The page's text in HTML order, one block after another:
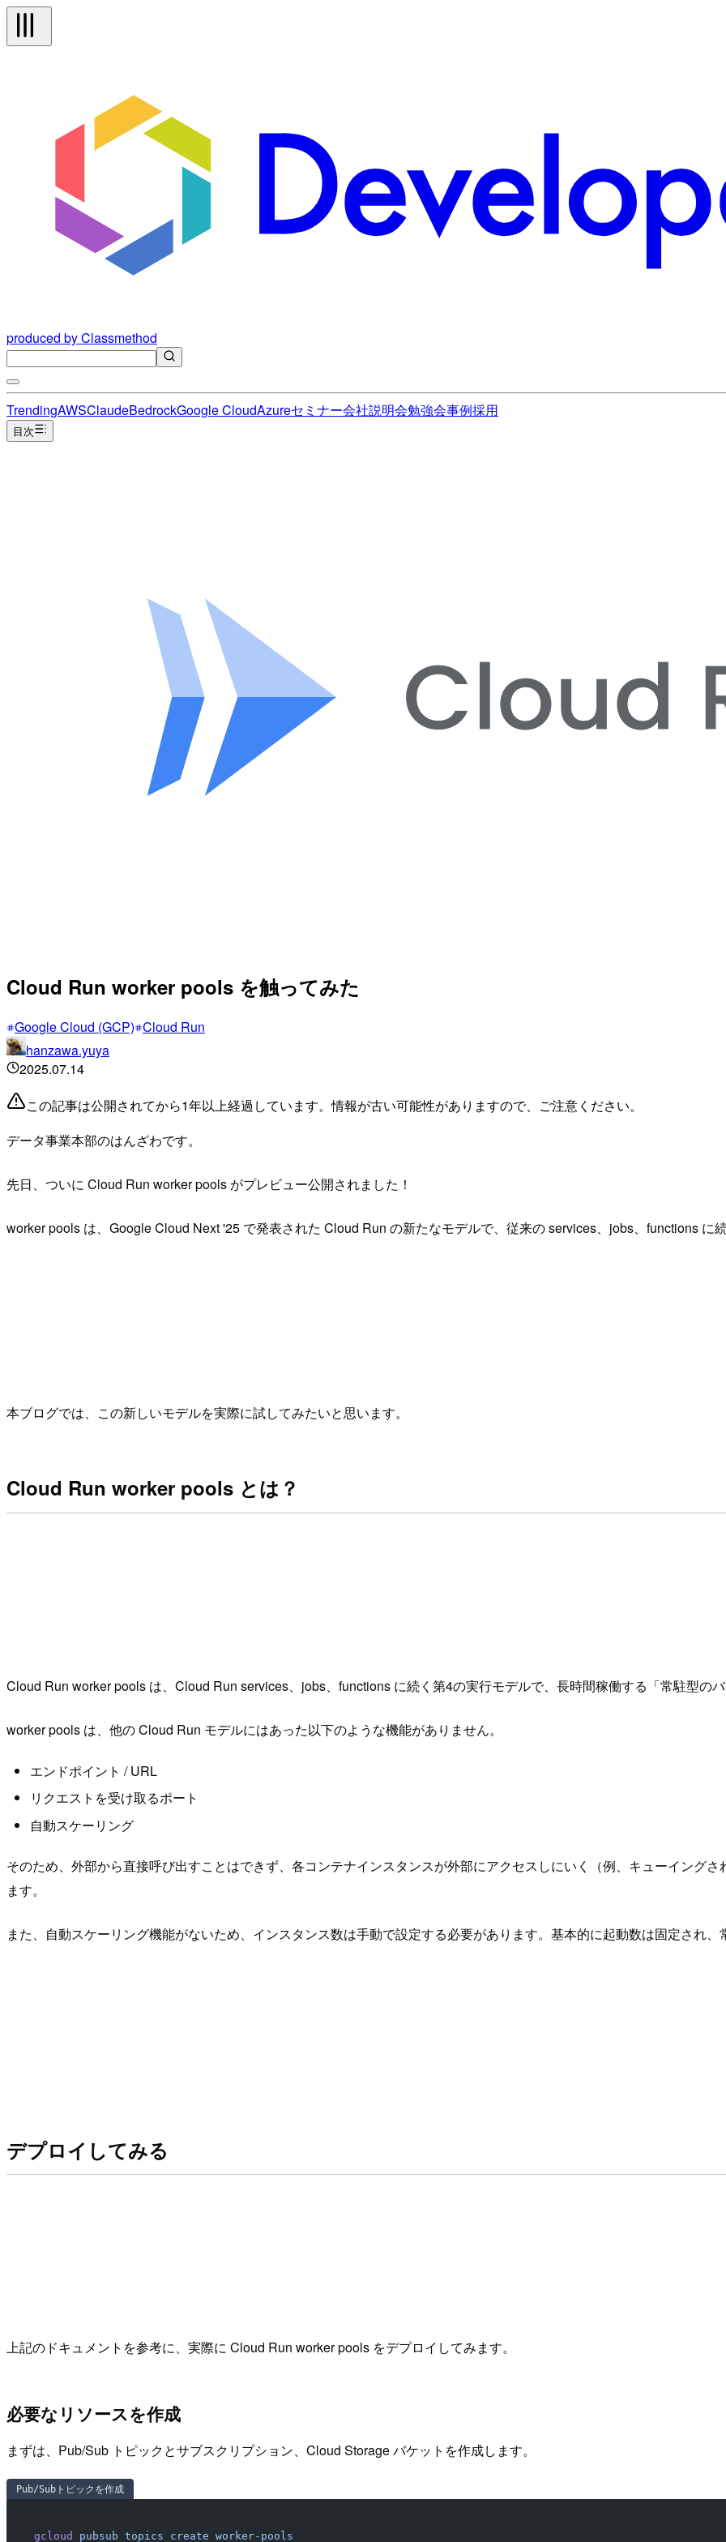
produced by Classmethod
TrendingAWSClaudeBedrockGoogle CloudAzureセミナー会社説明会勉強会事例採用
目次
Cloud Run worker pools を触ってみた
Google Cloud (GCP) Cloud Run
hanzawa.yuya
2025.07.14
この記事は公開されてから1年以上経過しています。情報が古い可能性がありますので、ご注意ください。
データ事業本部のはんざわです。
先日、ついに Cloud Run worker pools がプレビュー公開されました！
worker pools は、Google Cloud Next '25 で発表された Cloud Run の新たなモデルで、従来の services、jobs、functions に
本ブログでは、この新しいモデルを実際に試してみたいと思います。
Cloud Run worker pools とは？
Cloud Run worker pools は、Cloud Run services、jobs、functions に続く第4の実行モデルで、長時間稼働する「常駐型の
worker pools は、他の Cloud Run モデルにはあった以下のような機能がありません。
エンドポイント / URL
リクエストを受け取るポート
自動スケーリング
そのため、外部から直接呼び出すことはできず、各コンテナインスタンスが外部にアクセスしにいく（例、キューイング
ます。
また、自動スケーリング機能がないため、インスタンス数は手動で設定する必要があります。基本的に起動数は固定され、
デプロイしてみる
上記のドキュメントを参考に、実際に Cloud Run worker pools をデプロイしてみます。
必要なリソースを作成
まずは、Pub/Sub トピックとサブスクリプション、Cloud Storage バケットを作成します。
Pub/Subトピックを作成
gcloud pubsub topics create worker-pools